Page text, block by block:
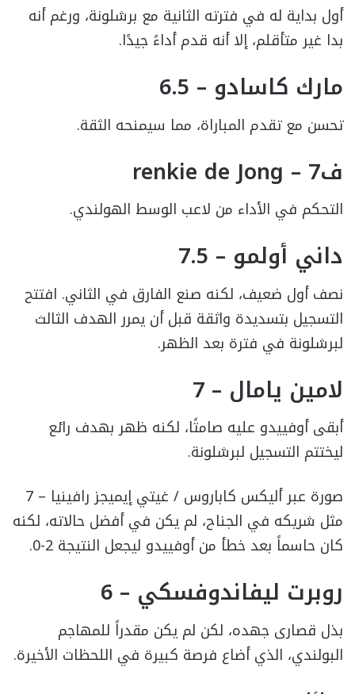
أول بداية له في فترته الثانية مع برشلونة، ورغم أنه
بدا غير متأقلم، إلا أنه قدم أداءً جيدًا.
مارك كاسادو – 6.5
تحسن مع تقدم المباراة، مما سيمنحه الثقة.
فrenkie de Jong – 7
التحكم في الأداء من لاعب الوسط الهولندي.
داني أولمو – 7.5
نصف أول ضعيف، لكنه صنع الفارق في الثاني. افتتح
التسجيل بتسديدة واثقة قبل أن يمرر الهدف الثالث
لبرشلونة في فترة بعد الظهر.
لامين يامال – 7
أبقى أوفييدو عليه صامتًا، لكنه ظهر بهدف رائع
ليختتم التسجيل لبرشلونة.
صورة عبر أليكس كاباروس / غيتي إيميجز رافينيا – 7
مثل شريكه في الجناح، لم يكن في أفضل حالاته، لكنه
كان حاسماً بعد خطأ من أوفييدو ليجعل النتيجة 2-0.
روبرت ليفاندوفسكي – 6
بذل قصارى جهده، لكن لم يكن مقدراً للمهاجم
البولندي، الذي أضاع فرصة كبيرة في اللحظات الأخيرة.